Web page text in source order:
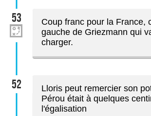
53
Coup franc pour la France,
gauche de Griezmann qui
charger.
52
Lloris peut remercier son
Pérou était à quelques
l'égalisation